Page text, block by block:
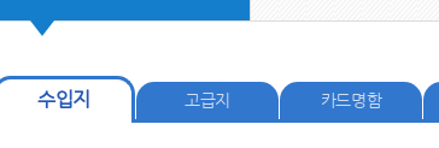
수입지 고급지 카드명함